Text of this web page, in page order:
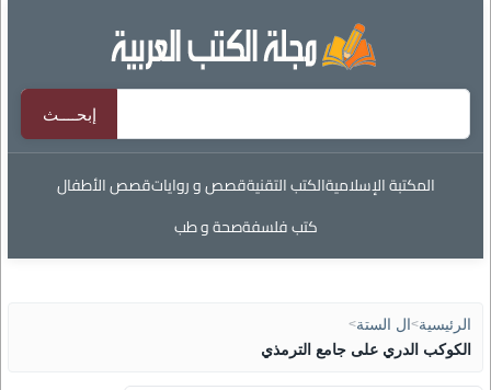
المكتبة الإسلاميةالكتب التقنيةقصص و رواياتقصص الأطفال
كتب فلسفةصحة و طب
الرئيسية> ال الستة>
الكوكب الدري على جامع الترمذي